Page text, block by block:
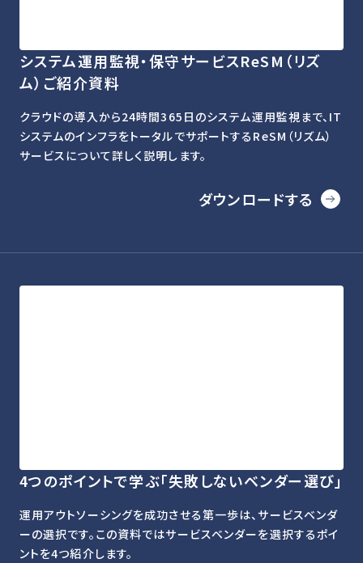
システム運用監視・保守サービスReSM（リズ
ム）ご紹介資料
クラウドの導入から24時間365日のシステム運用監視まで、IT
システムのインフラをトータルでサポートするReSM（リズム）
サービスについて詳しく説明します。
ダウンロードする
4つのポイントで学ぶ「失敗しないベンダー選び」
運用アウトソーシングを成功させる第一歩は、サービスベンダ
ーの選択です。この資料ではサービスベンダーを選択するポイ
ントを4つ紹介します。